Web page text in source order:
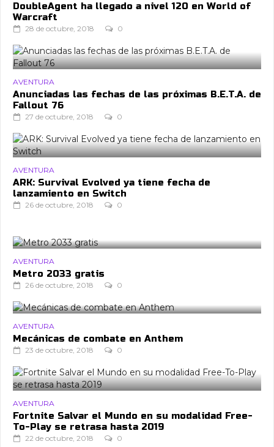
DoubleAgent ha llegado a nivel 120 en World of
Warcraft
28 de octubre, 2018 0
AVENTURA
Anunciadas las fechas de las próximas B.E.T.A. de
Fallout 76
27 de octubre, 2018 0
AVENTURA
ARK: Survival Evolved ya tiene fecha de
lanzamiento en Switch
26 de octubre, 2018 0
AVENTURA
Metro 2033 gratis
26 de octubre, 2018 0
AVENTURA
Mecánicas de combate en Anthem
23 de octubre, 2018 0
AVENTURA
Fortnite Salvar el Mundo en su modalidad Free-
To-Play se retrasa hasta 2019
22 de octubre, 2018 0